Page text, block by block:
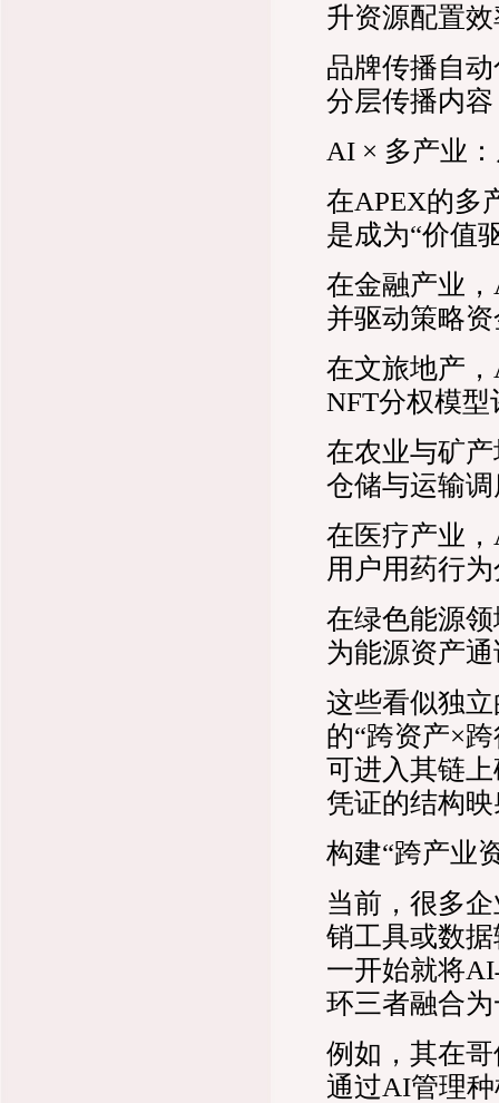
升资源配置
品牌传播自
分层传播内
AI × 多产业
在APEX的多
是成为“价值
在金融产业
并驱动策略
在文旅地产
NFT分权模
在农业与矿
仓储与运输
在医疗产业
用户用药行
在绿色能源
为能源资产
这些看似独
的“跨资产×
可进入其链
凭证的结构
构建“跨产业
当前，很多
销工具或数
一开始就将
环三者融合
例如，其在哥
通过AI管理